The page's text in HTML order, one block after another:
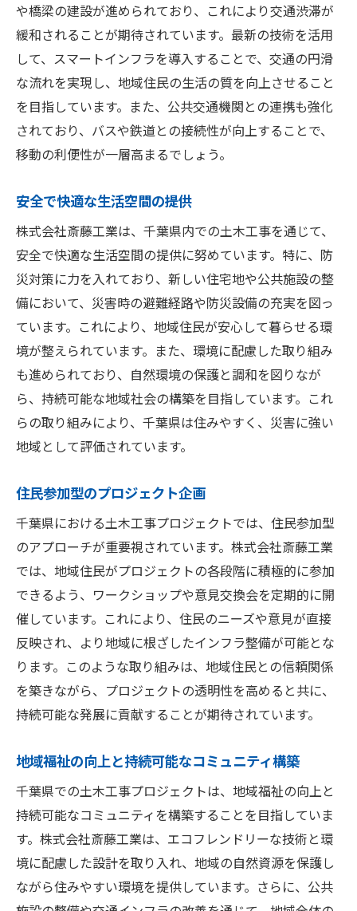
や橋梁の建設が進められており、これにより交通渋滞が
緩和されることが期待されています。最新の技術を活用
して、スマートインフラを導入することで、交通の円滑
な流れを実現し、地域住民の生活の質を向上させること
を目指しています。また、公共交通機関との連携も強化
されており、バスや鉄道との接続性が向上することで、
移動の利便性が一層高まるでしょう。
安全で快適な生活空間の提供
株式会社斎藤工業は、千葉県内での土木工事を通じて、
安全で快適な生活空間の提供に努めています。特に、防
災対策に力を入れており、新しい住宅地や公共施設の整
備において、災害時の避難経路や防災設備の充実を図っ
ています。これにより、地域住民が安心して暮らせる環
境が整えられています。また、環境に配慮した取り組み
も進められており、自然環境の保護と調和を図りなが
ら、持続可能な地域社会の構築を目指しています。これ
らの取り組みにより、千葉県は住みやすく、災害に強い
地域として評価されています。
住民参加型のプロジェクト企画
千葉県における土木工事プロジェクトでは、住民参加型
のアプローチが重要視されています。株式会社斎藤工業
では、地域住民がプロジェクトの各段階に積極的に参加
できるよう、ワークショップや意見交換会を定期的に開
催しています。これにより、住民のニーズや意見が直接
反映され、より地域に根ざしたインフラ整備が可能とな
ります。このような取り組みは、地域住民との信頼関係
を築きながら、プロジェクトの透明性を高めると共に、
持続可能な発展に貢献することが期待されています。
地域福祉の向上と持続可能なコミュニティ構築
千葉県での土木工事プロジェクトは、地域福祉の向上と
持続可能なコミュニティを構築することを目指していま
す。株式会社斎藤工業は、エコフレンドリーな技術と環
境に配慮した設計を取り入れ、地域の自然資源を保護し
ながら住みやすい環境を提供しています。さらに、公共